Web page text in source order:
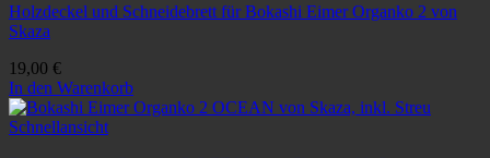
Holzdeckel und Schneidebrett für Bokashi Eimer Organko 2 von
Skaza
19,00 €
In den Warenkorb
Schnellansicht